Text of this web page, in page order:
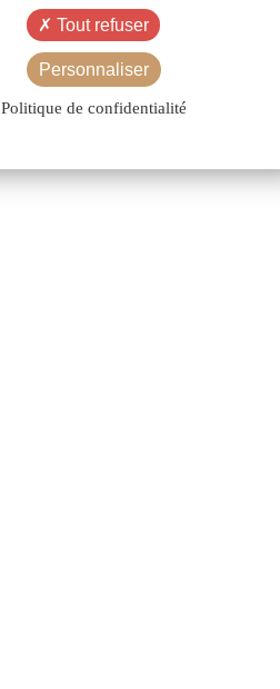
Tout refuser
Personnaliser
Politique de confidentialité